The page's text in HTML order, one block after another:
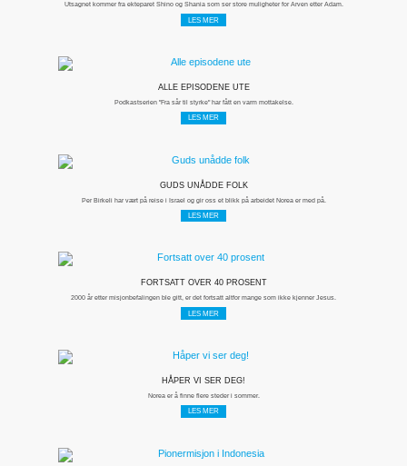
Utsagnet kommer fra ekteparet Shino og Shania som ser store muligheter for Arven etter Adam.
LES MER
ALLE EPISODENE UTE
Podkastserien "Fra sår til styrke" har fått en varm mottakelse.
LES MER
GUDS UNÅDDE FOLK
Per Birkeli har vært på reise i Israel og gir oss et blikk på arbeidet Norea er med på.
LES MER
FORTSATT OVER 40 PROSENT
2000 år etter misjonbefalingen ble gitt, er det fortsatt altfor mange som ikke kjenner Jesus.
LES MER
HÅPER VI SER DEG!
Norea er å finne flere steder i sommer.
LES MER